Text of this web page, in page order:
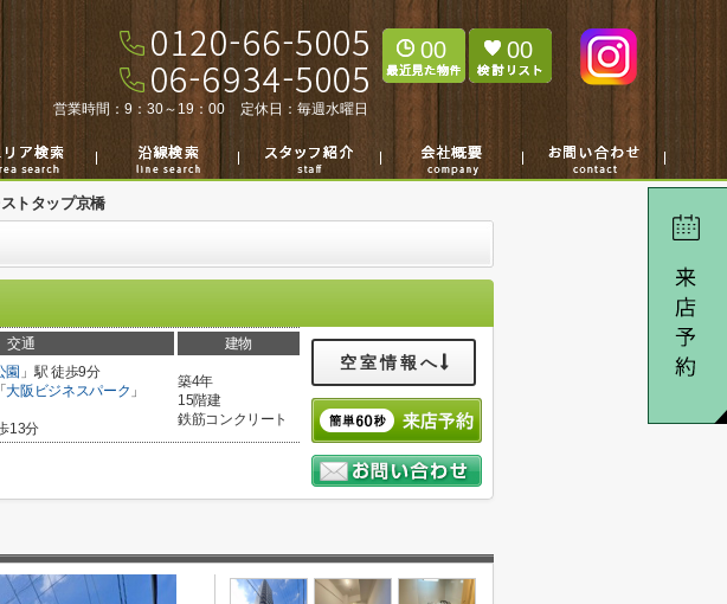
営業時間： 9：30～19：00 定休日： 毎週水曜日
00 00
トタップ京橋
交通 建物
園 」駅 徒歩9分
大阪ビジネスパーク 」
13分
築4年
15階建
鉄筋コンクリート
空室情報へ